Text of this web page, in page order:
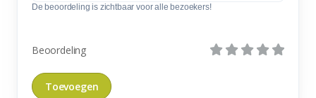
De beoordeling is zichtbaar voor alle bezoekers!
Beoordeling